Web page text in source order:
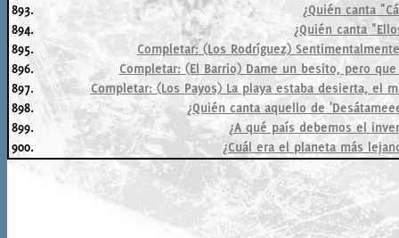
893.
¿Quién canta
894.
¿Quién canta
895.
Completar: (Los Rodríguez)
896.
Completar: (El Barrio) Dame un besito, pero
897.
Completar: (Los Payos) La playa estaba desierta, el
898.
¿Quién canta aquello de
899.
¿A qué país debemos el
900.
¿Cuál era el planeta más